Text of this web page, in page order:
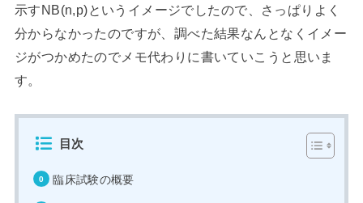
示すNB(n,p)というイメージでしたので、さっぱりよく
分からなかったのですが、調べた結果なんとなくイメー
ジがつかめたのでメモ代わりに書いていこうと思いま
す。
目次
臨床試験の概要